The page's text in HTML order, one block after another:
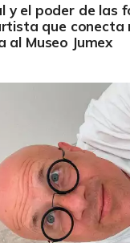
y el poder de las
que conecta
al Museo Jumex